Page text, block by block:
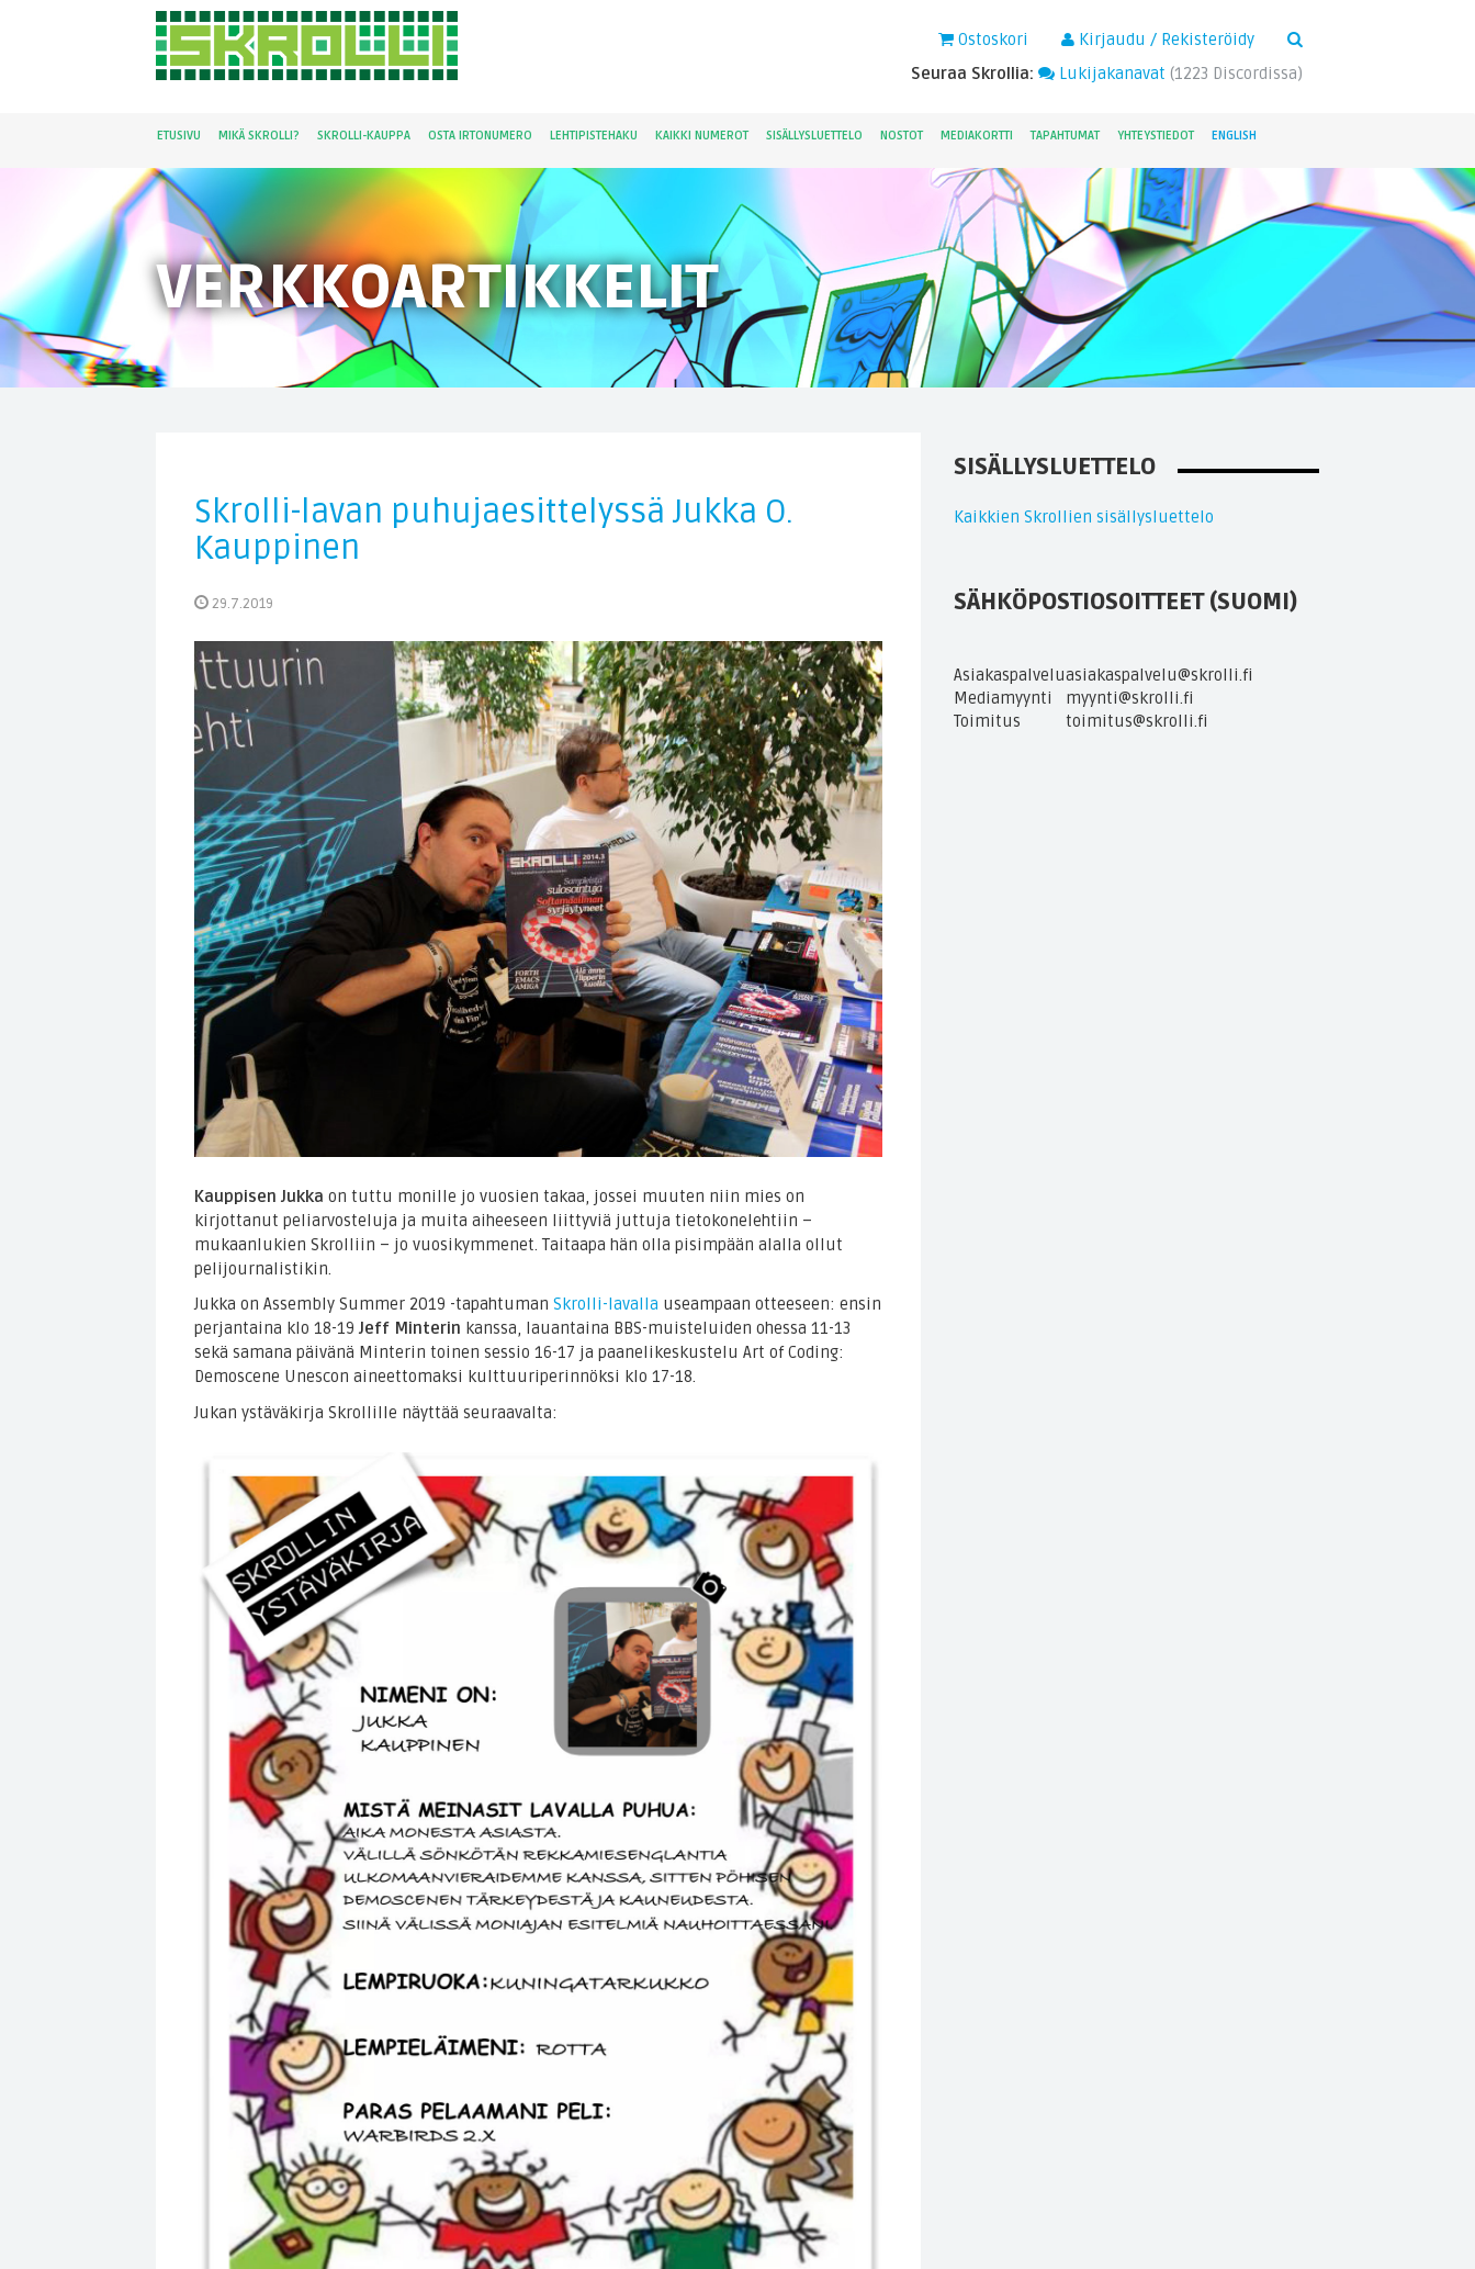
Kirjaudu / Rekisteröidy
Ostoskori
Seuraa Skrollia:
Lukijakanavat (1223 Discordissa)
ETUSIVU MIKÄ SKROLLI? SKROLLI-KAUPPA OSTA IRTONUMERO LEHTIPISTEHAKU KAIKKI NUMEROT SISÄLLYSLUETTELO NOSTOT MEDIAKORTTI TAPAHTUMAT YHTEYSTIEDOT ENGLISH
VERKKOARTIKKELIT
Skrolli-lavan puhujaesittelyssä Jukka O.
Kauppinen
29.7.2019
Kauppisen Jukka on tuttu monille jo vuosien takaa, jossei muuten niin mies on
kirjottanut peliarvosteluja ja muita aiheeseen liittyviä juttuja tietokonelehtiin –
mukaanlukien Skrolliin – jo vuosikymmenet. Taitaapa hän olla pisimpään alalla ollut
pelijournalistikin.
Jukka on Assembly Summer 2019 -tapahtuman Skrolli-lavalla useampaan otteeseen: ensin
perjantaina klo 18-19 Jeff Minterin kanssa, lauantaina BBS-muisteluiden ohessa 11-13
sekä samana päivänä Minterin toinen sessio 16-17 ja paanelikeskustelu Art of Coding:
Demoscene Unescon aineettomaksi kulttuuriperinnöksi klo 17-18.
Jukan ystäväkirja Skrollille näyttää seuraavalta:
SISÄLLYSLUETTELO
Kaikkien Skrollien sisällysluettelo
SÄHKÖPOSTIOSOITTEET (SUOMI)
Asiakaspalveluasiakaspalvelu@skrolli.fi
Mediamyynti
myynti@skrolli.fi
Toimitus
toimitus@skrolli.fi